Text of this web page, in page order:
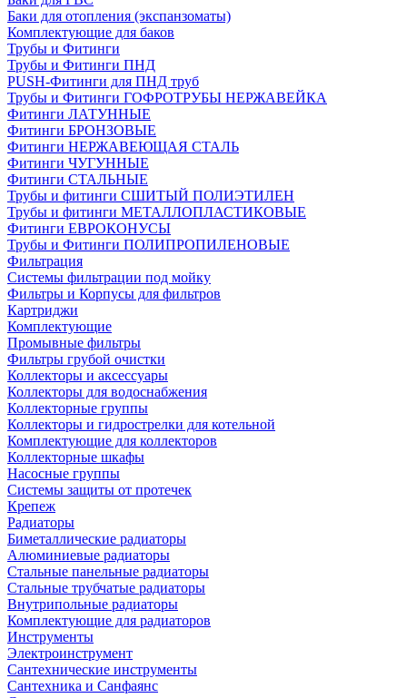
Баки для отопления (экспанзоматы)
Комплектующие для баков
Трубы и Фитинги
Трубы и Фитинги ПНД
PUSH-Фитинги для ПНД труб
Трубы и Фитинги ГОФРОТРУБЫ НЕРЖАВЕЙКА
Фитинги ЛАТУННЫЕ
Фитинги БРОНЗОВЫЕ
Фитинги НЕРЖАВЕЮЩАЯ СТАЛЬ
Фитинги ЧУГУННЫЕ
Фитинги СТАЛЬНЫЕ
Трубы и фитинги СШИТЫЙ ПОЛИЭТИЛЕН
Трубы и фитинги МЕТАЛЛОПЛАСТИКОВЫЕ
Фитинги ЕВРОКОНУСЫ
Трубы и Фитинги ПОЛИПРОПИЛЕНОВЫЕ
Фильтрация
Системы фильтрации под мойку
Фильтры и Корпусы для фильтров
Картриджи
Комплектующие
Промывные фильтры
Фильтры грубой очистки
Коллекторы и аксессуары
Коллекторы для водоснабжения
Коллекторные группы
Коллекторы и гидрострелки для котельной
Комплектующие для коллекторов
Коллекторные шкафы
Насосные группы
Системы защиты от протечек
Крепеж
Радиаторы
Биметаллические радиаторы
Алюминиевые радиаторы
Стальные панельные радиаторы
Стальные трубчатые радиаторы
Внутрипольные радиаторы
Комплектующие для радиаторов
Инструменты
Электроинструмент
Сантехнические инструменты
Сантехника и Санфаянс